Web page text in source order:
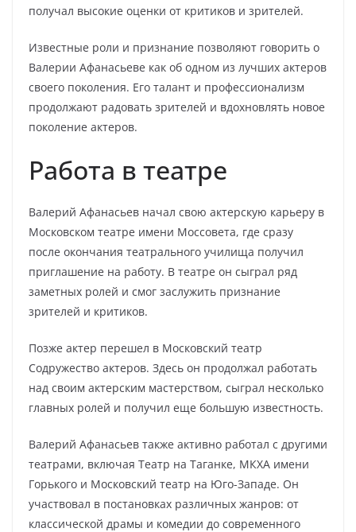
получал высокие оценки от критиков и зрителей.
Известные роли и признание позволяют говорить о
Валерии Афанасьеве как об одном из лучших актеров
своего поколения. Его талант и профессионализм
продолжают радовать зрителей и вдохновлять новое
поколение актеров.
Работа в театре
Валерий Афанасьев начал свою актерскую карьеру в
Московском театре имени Моссовета, где сразу
после окончания театрального училища получил
приглашение на работу. В театре он сыграл ряд
заметных ролей и смог заслужить признание
зрителей и критиков.
Позже актер перешел в Московский театр
Содружество актеров. Здесь он продолжал работать
над своим актерским мастерством, сыграл несколько
главных ролей и получил еще большую известность.
Валерий Афанасьев также активно работал с другими
театрами, включая Театр на Таганке, МКХА имени
Горького и Московский театр на Юго-Западе. Он
участвовал в постановках различных жанров: от
классической драмы и комедии до современного